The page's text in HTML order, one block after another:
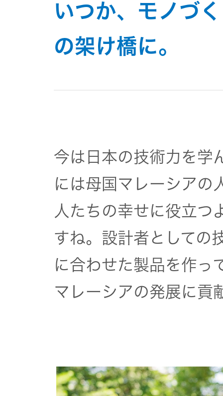
いつか、モノづ
の架け橋に。
今は日本の技術力を学
には母国マレーシアの
人たちの幸せに役立つ
すね。設計者としての
に合わせた製品を作っ
マレーシアの発展に貢